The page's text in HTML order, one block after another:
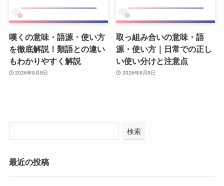
嘆くの意味・語源・使い方
を徹底解説！類語との違い
もわかりやすく解説
2026年8月8日
取っ組み合いの意味・語
源・使い方｜日常での正し
い使い分けと注意点
2026年8月8日
検索
最近の投稿